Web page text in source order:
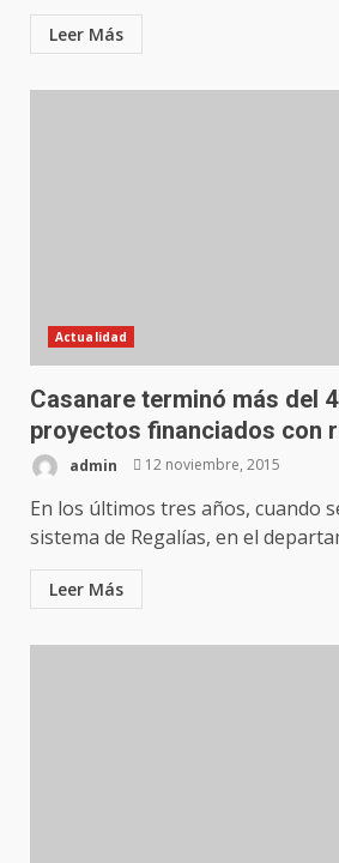
Leer Más
Actualidad
Casanare terminó más del
proyectos financiados con
admin 12 noviembre, 2015
En los últimos tres años, cuando
sistema de Regalías, en el
Leer Más